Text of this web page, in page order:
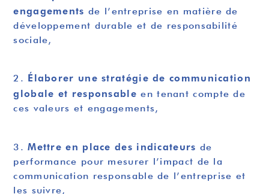
engagements de l’entreprise en matière de
développement durable et de responsabilité
sociale,
2. Élaborer une stratégie de communication
globale et responsable en tenant compte de
ces valeurs et engagements,
3.Mettre en place des indicateurs de
performance pour mesurer l’impact de la
communication responsable de l’entreprise et
les suivre,